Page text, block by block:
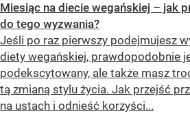
Miesiąc na diecie wegańskiej – jak
do tego wyzwania?
Jeśli po raz pierwszy podejmujesz
diety wegańskiej, prawdopodobnie
podekscytowany, ale także masz
tą zmianą stylu życia. Jak przejść
na ustach i odnieść korzyści...